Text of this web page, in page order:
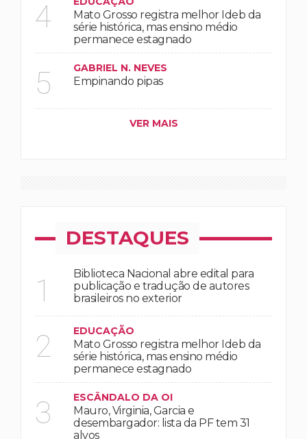
4
Mato Grosso registra melhor Ideb da
série histórica, mas ensino médio
permanece estagnado
5 GABRIEL N. NEVES
Empinando pipas
VER MAIS
DESTAQUES
1
Biblioteca Nacional abre edital para
publicação e tradução de autores
brasileiros no exterior
2 EDUCAÇÃO
Mato Grosso registra melhor Ideb da
série histórica, mas ensino médio
permanece estagnado
3 ESCÂNDALO DA OI
Mauro, Virginia, Garcia e
desembargador: lista da PF tem 31
alvos